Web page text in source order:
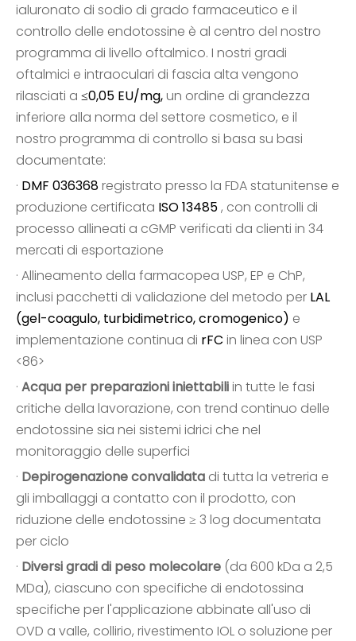
ialuronato di sodio di grado farmaceutico e il
controllo delle endotossine è al centro del nostro
programma di livello oftalmico. I nostri gradi
oftalmici e intraoculari di fascia alta vengono
rilasciati a ≤0,05 EU/mg,un ordine di grandezza
inferiore alla norma del settore cosmetico, e il
nostro programma di controllo si basa su basi
documentate:
· DMF 036368registrato presso la FDA statunitense e
produzione certificata ISO 13485, con controlli di
processo allineati a cGMP verificati da clienti in 34
mercati di esportazione
· Allineamento della farmacopea USP, EP e ChP,
inclusi pacchetti di validazione del metodo per LAL
(gel-coagulo, turbidimetrico, cromogenico) e
implementazione continua di rFC in linea con USP
<86>
· Acqua per preparazioni iniettabiliin tutte le fasi
critiche della lavorazione, con trend continuo delle
endotossine sia nei sistemi idrici che nel
monitoraggio delle superfici
· Depirogenazione convalidata di tutta la vetreria e
gli imballaggi a contatto con il prodotto, con
riduzione delle endotossine ≥ 3 log documentata
per ciclo
· Diversi gradi di peso molecolare (da 600 kDa a 2,5
MDa), ciascuno con specifiche di endotossina
specifiche per l'applicazione abbinate all'uso di
OVD a valle, collirio, rivestimento IOL o soluzione per